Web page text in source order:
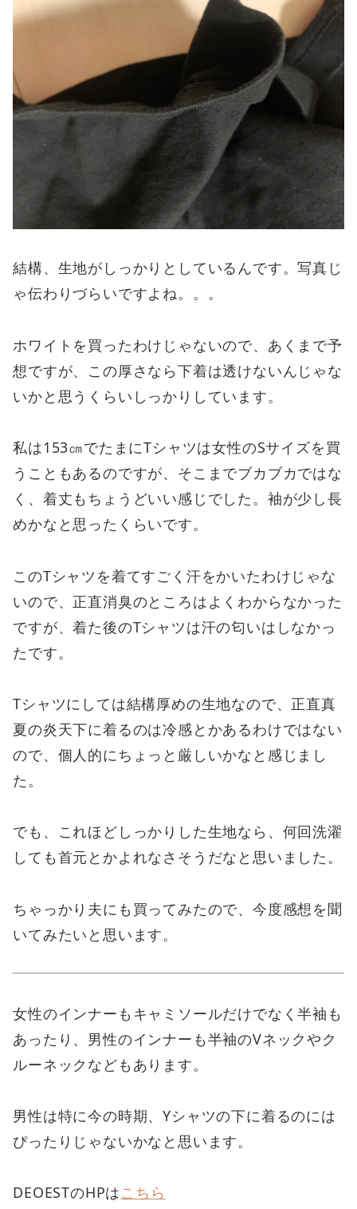
結構、生地がしっかりとしているんです。写真じ
ゃ伝わりづらいですよね。。。
ホワイトを買ったわけじゃないので、あくまで予
想ですが、この厚さなら下着は透けないんじゃな
いかと思うくらいしっかりしています。
私は153㎝でたまにTシャツは女性のSサイズを買
うこともあるのですが、そこまでブカブカではな
く、着丈もちょうどいい感じでした。袖が少し長
めかなと思ったくらいです。
このTシャツを着てすごく汗をかいたわけじゃな
いので、正直消臭のところはよくわからなかった
ですが、着た後のTシャツは汗の匂いはしなかっ
たです。
Tシャツにしては結構厚めの生地なので、正直真
夏の炎天下に着るのは冷感とかあるわけではない
ので、個人的にちょっと厳しいかなと感じまし
た。
でも、これほどしっかりした生地なら、何回洗濯
しても首元とかよれなさそうだなと思いました。
ちゃっかり夫にも買ってみたので、今度感想を聞
いてみたいと思います。
女性のインナーもキャミソールだけでなく半袖も
あったり、男性のインナーも半袖のVネックやク
ルーネックなどもあります。
男性は特に今の時期、Yシャツの下に着るのには
ぴったりじゃないかなと思います。
DEOESTのHPはこちら